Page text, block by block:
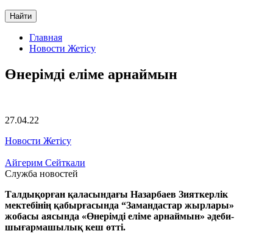
Найти
Главная
Новости Жетісу
Өнерімді еліме арнаймын
27.04.22
Новости Жетісу
Айгерим Сейткали
Служба новостей
Талдықорған қаласындағы Назарбаев Зияткерлік
мектебінің қабырғасында “Замандастар жырлары»
жобасы аясында «Өнерімді еліме арнаймын» әдеби-
шығармашылық кеш өтті.